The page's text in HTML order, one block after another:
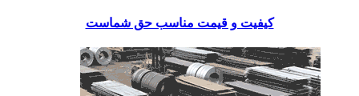
کیفیت و قیمت مناسب حق شماست